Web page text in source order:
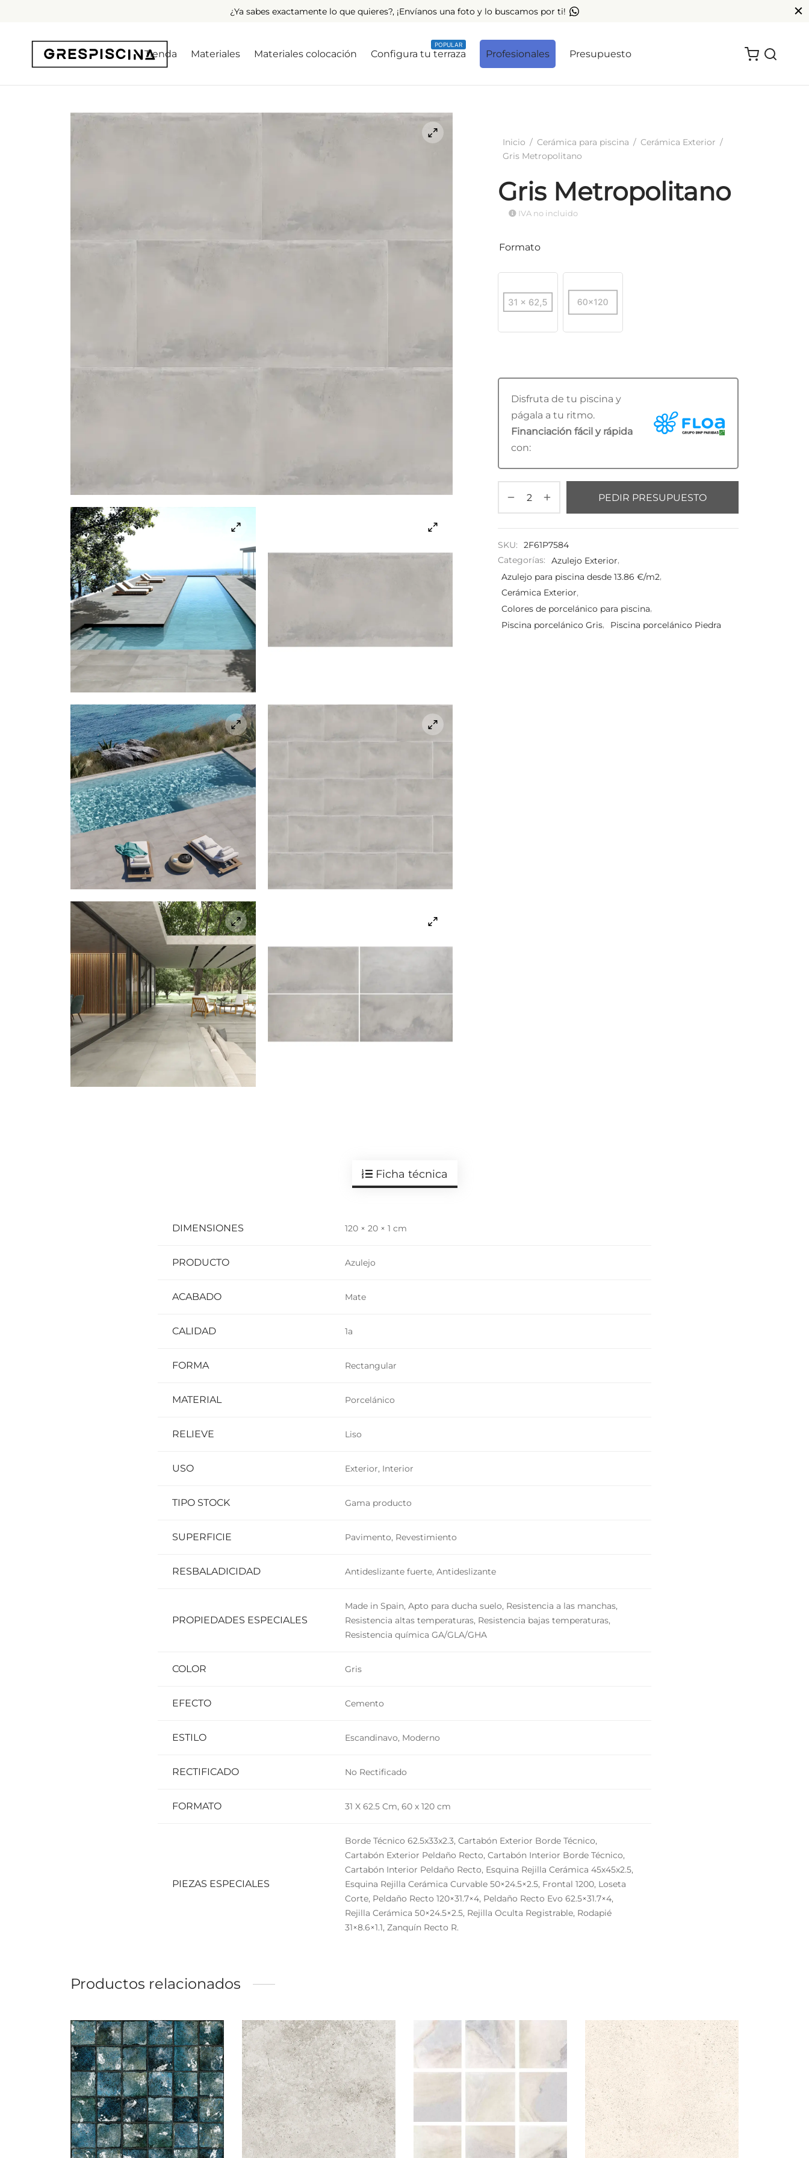
¿Ya sabes exactamente lo que quieres?, ¡Envíanos una foto y lo buscamos por ti!
Tienda Materiales Materiales colocación Configura tu terraza
POPULAR
Profesionales Presupuesto
Inicio / Cerámica para piscina / Cerámica Exterior /
Gris Metropolitano
Gris Metropolitano
IVA no incluido
Formato
Disfruta de tu piscina y
págala a tu ritmo.
Financiación fácil y rápida
con:
PEDIR PRESUPUESTO
SKU:
2F61P7584
Categorías:
Azulejo Exterior,
Azulejo para piscina desde 13.86 €/m2,
Cerámica Exterior,
Colores de porcelánico para piscina,
Piscina porcelánico Gris, Piscina porcelánico Piedra
Ficha técnica
DIMENSIONES 120 × 20 × 1 cm
PRODUCTO Azulejo
ACABADO Mate
CALIDAD 1a
FORMA Rectangular
MATERIAL Porcelánico
RELIEVE Liso
USO Exterior, Interior
TIPO STOCK Gama producto
SUPERFICIE Pavimento, Revestimiento
RESBALADICIDAD Antideslizante fuerte, Antideslizante
PROPIEDADES ESPECIALES
Made in Spain, Apto para ducha suelo, Resistencia a las manchas,
Resistencia altas temperaturas, Resistencia bajas temperaturas,
Resistencia química GA/GLA/GHA
COLOR Gris
EFECTO Cemento
ESTILO Escandinavo, Moderno
RECTIFICADO No Rectificado
FORMATO 31 X 62.5 Cm, 60 x 120 cm
PIEZAS ESPECIALES
Borde Técnico 62.5x33x2.3, Cartabón Exterior Borde Técnico,
Cartabón Exterior Peldaño Recto, Cartabón Interior Borde Técnico,
Cartabón Interior Peldaño Recto, Esquina Rejilla Cerámica 45x45x2.5,
Esquina Rejilla Cerámica Curvable 50×24.5×2.5, Frontal 1200, Loseta
Corte, Peldaño Recto 120×31.7×4, Peldaño Recto Evo 62.5×31.7×4,
Rejilla Cerámica 50×24.5×2.5, Rejilla Oculta Registrable, Rodapié
31×8.6×1.1, Zanquín Recto R.
Productos relacionados